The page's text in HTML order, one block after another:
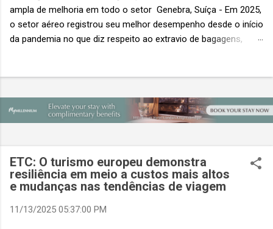
ampla de melhoria em todo o setor Genebra, Suíça - Em 2025,
o setor aéreo registrou seu melhor desempenho desde o início
da pandemia no que diz respeito ao extravio de bagagens,
“Baggage IT Insights” de 2026 da SITA, a 20ª edição anual
desse importante estudo de referência à indústria. (© SITA)
custa ao setor US$ 6,3 bilhões anualmente. Cada mala
extraviada acarreta um custo médio de US$ 260. Com um
lucro líquido médio de apenas US$ 8 por passageiro, uma mala
cinco anulam o lucro de um voo inteiro. O núme...
ETC: O turismo europeu demonstra
resiliência em meio a custos mais altos
e mudanças nas tendências de viagem
11/13/2025 05:37:00 PM